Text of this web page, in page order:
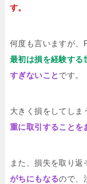
す。
何度も言いますが、
最初は損を経験する
すぎないことです。
大きく損をしてしま
重に取引することを
また、損失を取り返
がちにもなるので、